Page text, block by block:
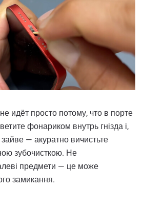
идёт просто потому, что в порте
фонариком внутрь гнізда і,
— акуратно вичистьте
зубочисткою. Не
предмети — це може
замикання.